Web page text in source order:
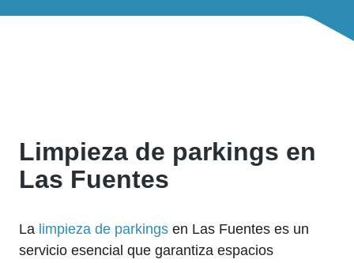
Limpieza de parkings en
Las Fuentes
La limpieza de parkings en Las Fuentes es un
servicio esencial que garantiza espacios